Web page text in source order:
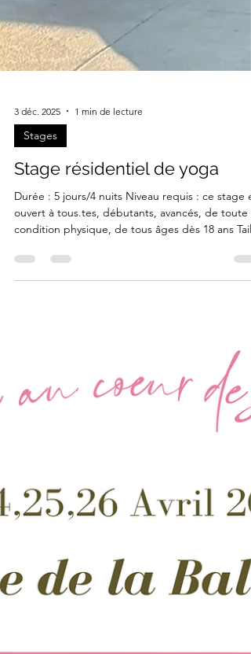
3 déc. 2025
Stages
Stage résidentiel de yoga
Durée : 5 jours/4 nuits Niveau requis : ce stage
condition physique, de tous âges dès 18 ans
max du groupe : 15 personnes Dates : du lundi
20h00 mardi 28/07 De 8h30 à 11h00 : séance de
Hatha-Yoga/Pranayama11h15 : brunch